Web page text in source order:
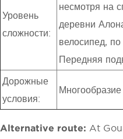
Уровень
сложности:
несмотря на
деревни
велосипед,
Передняя
Дорожные
условия:
Многообразие
Alternative route: At